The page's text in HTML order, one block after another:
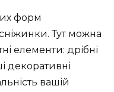
форм
Тут можна
елементи: дрібні
декоративні
вашій